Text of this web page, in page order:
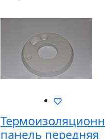
панель передняя